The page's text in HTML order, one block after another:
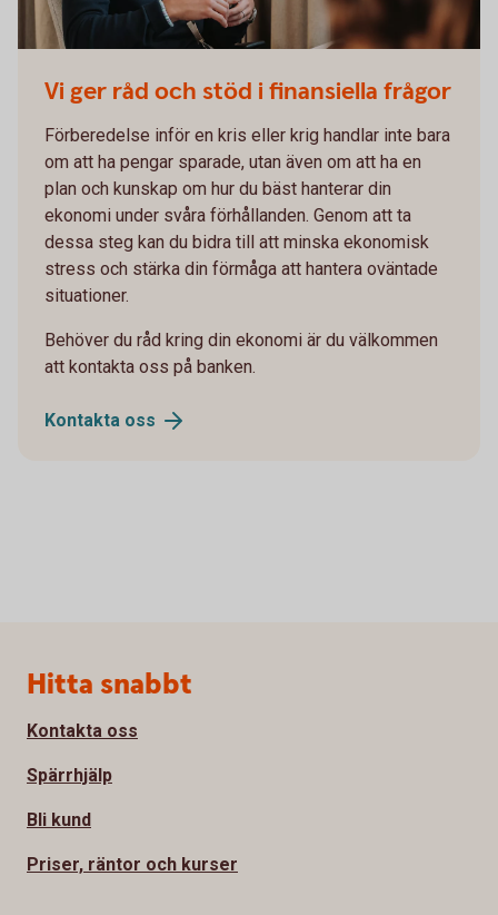
Vi ger råd och stöd i finansiella frågor
Förberedelse inför en kris eller krig handlar inte bara
om att ha pengar sparade, utan även om att ha en
plan och kunskap om hur du bäst hanterar din
ekonomi under svåra förhållanden. Genom att ta
dessa steg kan du bidra till att minska ekonomisk
stress och stärka din förmåga att hantera oväntade
situationer.
Behöver du råd kring din ekonomi är du välkommen
att kontakta oss på banken.
Kontakta oss
Sidfot
Hitta snabbt
Kontakta oss
Spärrhjälp
Bli kund
Priser, räntor och kurser